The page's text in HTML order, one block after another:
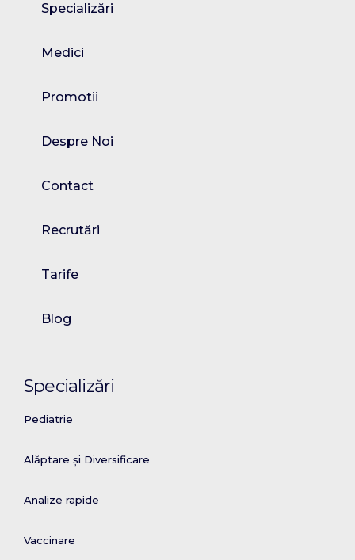
Specializări
Medici
Promotii
Despre Noi
Contact
Recrutări
Tarife
Blog
Specializări
Pediatrie
Alăptare și Diversificare
Analize rapide
Vaccinare